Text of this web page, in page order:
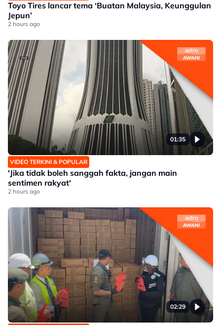
Toyo Tires lancar tema ‘Buatan Malaysia, Keunggulan
Jepun’
2 hours ago
01:35
VIDEO TERKINI & POPULAR
'Jika tidak boleh sanggah fakta, jangan main
sentimen rakyat'
2 hours ago
02:29